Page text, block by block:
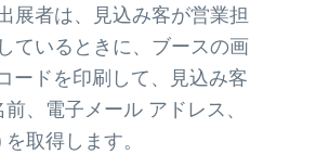
展者は、見込み客が営業担
ているときに、ブースの画
ードを印刷して、見込み客
、電子メール アドレス、
取得します。